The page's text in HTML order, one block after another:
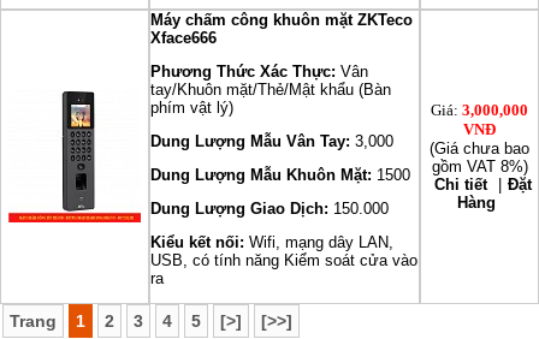
Máy chấm công khuôn mặt ZKTeco
Xface666
Phương Thức Xác Thực: Vân
tay/Khuôn mặt/Thẻ/Mật khẩu (Bàn
phím vật lý)
Dung Lượng Mẫu Vân Tay: 3,000
Dung Lượng Mẫu Khuôn Mặt: 1500
Dung Lượng Giao Dịch: 150.000
Kiểu kết nối: Wifi, mạng dây LAN,
USB, có tính năng Kiểm soát cửa vào
ra
Giá: 3,000,000
VNĐ
(Giá chưa bao
gồm VAT 8%)
Chi tiết
Đặt
Hàng
Trang 1 2 3 4 5 [>] [>>]